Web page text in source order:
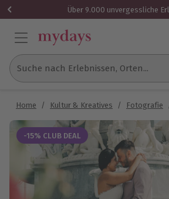
Über 9.000 unvergessliche
Suche nach Erlebnissen, Orten...
Home / Kultur & Kreatives / Fotografie
-15% CLUB DEAL